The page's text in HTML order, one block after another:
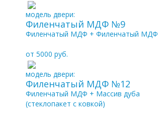
модель двери:
Филенчатый МДФ №9
Филенчатый МДФ + Филенчатый МДФ
от 5000 руб.
модель двери:
Филенчатый МДФ №12
Филенчатый МДФ + Массив дуба
(стеклопакет с ковкой)